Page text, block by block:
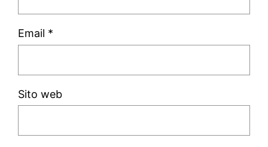
Email *
Sito web